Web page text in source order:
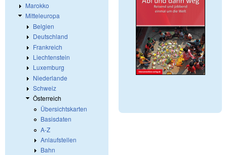
Marokko
Mitteleuropa
Belgien
Deutschland
Frankreich
Liechtenstein
Luxemburg
Niederlande
Schweiz
Österreich
Übersichtskarten
Basisdaten
A-Z
Anlaufstellen
Bahn